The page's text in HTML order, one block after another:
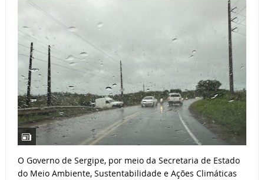
O Governo de Sergipe, por meio da Secretaria de Estado
do Meio Ambiente, Sustentabilidade e Ações Climáticas